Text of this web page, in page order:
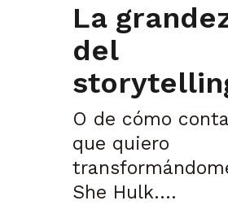
La
del
O de cómo
que quiero
She Hulk....